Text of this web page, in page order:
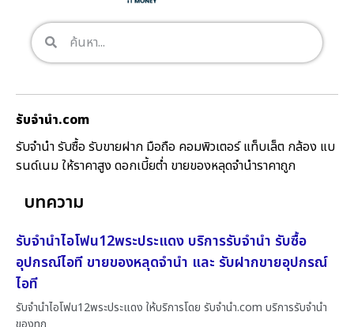
รับจํานํา.com
รับจำนำ รับซื้อ รับขายฝาก มือถือ คอมพิวเตอร์ แท็บเล็ต กล้อง แบ
รนด์เนม ให้ราคาสูง ดอกเบี้ยต่ำ ขายของหลุดจำนำราคาถูก
บทความ
รับจำนำไอโฟน12พระประแดง บริการรับจำนำ รับซื้อ
อุปกรณ์ไอที ขายของหลุดจำนำ และ รับฝากขายอุปกรณ์
ไอที
รับจำนำไอโฟน12พระประแดง ให้บริการโดย รับจํานํา.com บริการรับจำนำ